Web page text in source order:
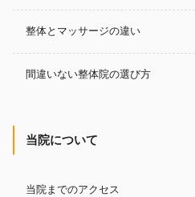
整体とマッサージの違い
間違いない整体院の選び方
当院について
当院までのアクセス